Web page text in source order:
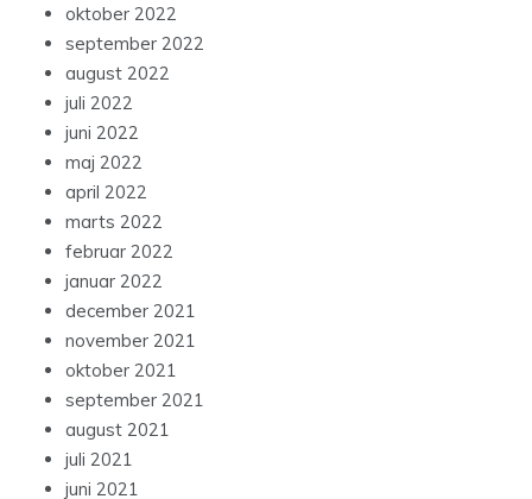
oktober 2022
september 2022
august 2022
juli 2022
juni 2022
maj 2022
april 2022
marts 2022
februar 2022
januar 2022
december 2021
november 2021
oktober 2021
september 2021
august 2021
juli 2021
juni 2021